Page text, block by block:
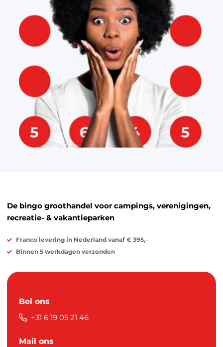
De bingo groothandel voor campings, verenigingen,
recreatie- & vakantieparken
Franco levering in Nederland vanaf € 395,-
Binnen 5 werkdagen verzonden
Bel ons
+31 6 19 05 21 46
Mail ons